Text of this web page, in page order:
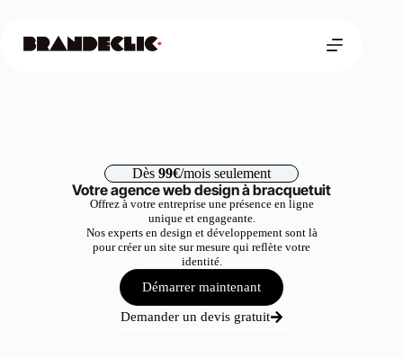
Dès 99€/mois seulement
Votre agence web design à bracquetuit
Offrez à votre entreprise une présence en ligne
unique et engageante.
Nos experts en design et développement sont là
pour créer un site sur mesure qui reflète votre
identité.
Démarrer maintenant
Demander un devis gratuit